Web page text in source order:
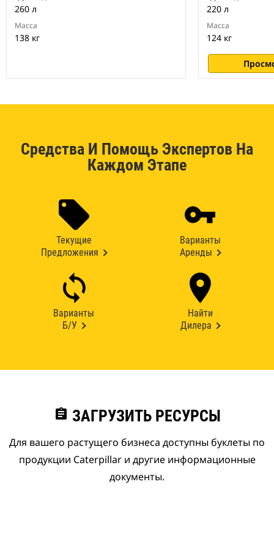
260 л
Масса
138 кг
220 л
Масса
124 кг
Средства И Помощь Экспертов На
Каждом Этапе
Текущие
Предложения
Варианты
Аренды
Варианты
Б/У
Найти
Дилера
assignment ЗАГРУЗИТЬ РЕСУРСЫ
Для вашего растущего бизнеса доступны буклеты по
продукции Caterpillar и другие информационные
документы.